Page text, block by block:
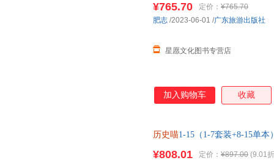
¥765.70 定价： ¥765.70
星愿文化图书专营店
肥志 /2023-06-01 /广东旅游出版社
加入购物车 收藏
历史喵1-15（1-7套装+8-15单本
¥808.01 定价： ¥897.00 (9.01